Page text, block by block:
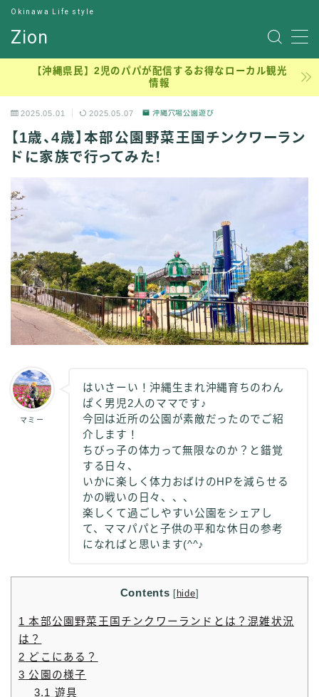
Zion
Okinawa Life style
サンプルページ
プライバシーポリシー
元理学療法士のジロー
利用規約／特定商取引法に基づく表記
沖縄穴場アウトドア、ピクニック、子連れ公園
理学療法士の学生時代
運営者情報
【沖縄県民】2児のパパが配信するお得なローカル観光
情報
2025.05.01 2025.05.07 沖縄穴場公園遊び
【1歳、4歳】本部公園野菜王国チンクワーラン
ドに家族で行ってみた！
マミー
はいさーい！沖縄生まれ沖縄育ちのわん
ぱく男児2人のママです♪
今回は近所の公園が素敵だったのでご紹
介します！
ちびっ子の体力って無限なのか？と錯覚
する日々、
いかに楽しく体力おばけのHPを減らせる
かの戦いの日々、、、
楽しくて過ごしやすい公園をシェアし
て、ママパパと子供の平和な休日の参考
になればと思います(^^♪
Contents [ hide]
1 本部公園野菜王国チンクワーランドとは？混雑状況
は？
2 どこにある？
3 公園の様子
3.1 遊具